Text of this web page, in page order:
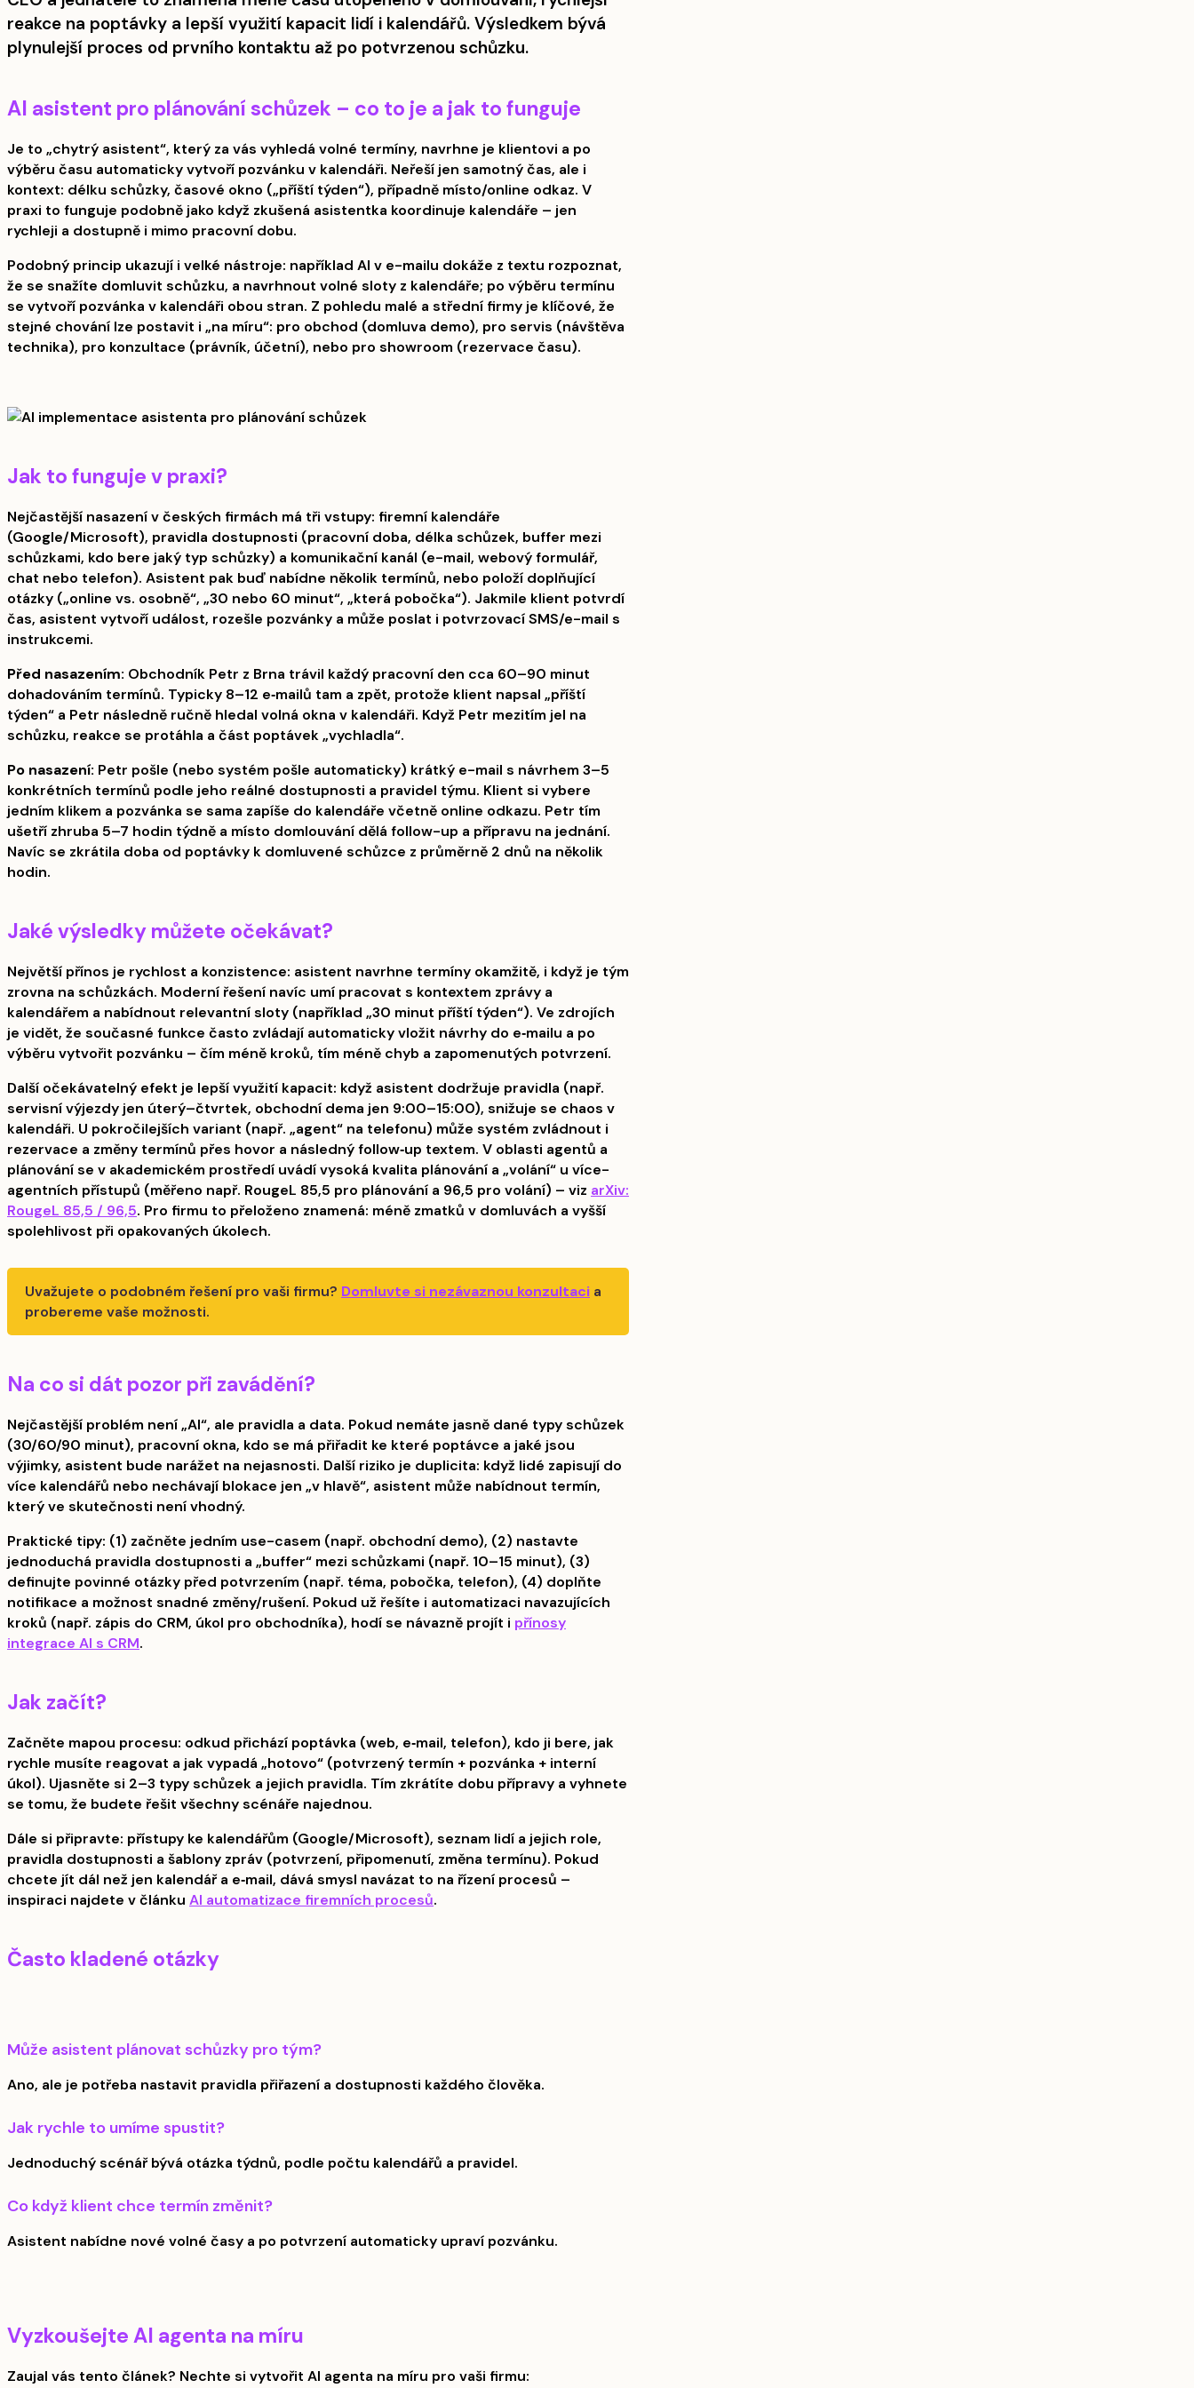
reakce na poptávky a lepší využití kapacit lidí i kalendářů. Výsledkem bývá
plynulejší proces od prvního kontaktu až po potvrzenou schůzku.
AI asistent pro plánování schůzek – co to je a jak to funguje
Je to „chytrý asistent“, který za vás vyhledá volné termíny, navrhne je klientovi a po
výběru času automaticky vytvoří pozvánku v kalendáři. Neřeší jen samotný čas, ale i
kontext: délku schůzky, časové okno („příští týden“), případně místo/online odkaz. V
praxi to funguje podobně jako když zkušená asistentka koordinuje kalendáře – jen
rychleji a dostupně i mimo pracovní dobu.
Podobný princip ukazují i velké nástroje: například AI v e-mailu dokáže z textu rozpoznat,
že se snažíte domluvit schůzku, a navrhnout volné sloty z kalendáře; po výběru termínu
se vytvoří pozvánka v kalendáři obou stran. Z pohledu malé a střední firmy je klíčové, že
stejné chování lze postavit i „na míru“: pro obchod (domluva demo), pro servis (návštěva
technika), pro konzultace (právník, účetní), nebo pro showroom (rezervace času).
Jak to funguje v praxi?
Nejčastější nasazení v českých firmách má tři vstupy: firemní kalendáře
(Google/Microsoft), pravidla dostupnosti (pracovní doba, délka schůzek, buffer mezi
schůzkami, kdo bere jaký typ schůzky) a komunikační kanál (e-mail, webový formulář,
chat nebo telefon). Asistent pak buď nabídne několik termínů, nebo položí doplňující
otázky („online vs. osobně“, „30 nebo 60 minut“, „která pobočka“). Jakmile klient potvrdí
čas, asistent vytvoří událost, rozešle pozvánky a může poslat i potvrzovací SMS/e-mail s
instrukcemi.
Před nasazením: Obchodník Petr z Brna trávil každý pracovní den cca 60–90 minut
dohadováním termínů. Typicky 8–12 e‑mailů tam a zpět, protože klient napsal „příští
týden“ a Petr následně ručně hledal volná okna v kalendáři. Když Petr mezitím jel na
schůzku, reakce se protáhla a část poptávek „vychladla“.
Po nasazení: Petr pošle (nebo systém pošle automaticky) krátký e-mail s návrhem 3–5
konkrétních termínů podle jeho reálné dostupnosti a pravidel týmu. Klient si vybere
jedním klikem a pozvánka se sama zapíše do kalendáře včetně online odkazu. Petr tím
ušetří zhruba 5–7 hodin týdně a místo domlouvání dělá follow-up a přípravu na jednání.
Navíc se zkrátila doba od poptávky k domluvené schůzce z průměrně 2 dnů na několik
hodin.
Jaké výsledky můžete očekávat?
Největší přínos je rychlost a konzistence: asistent navrhne termíny okamžitě, i když je tým
zrovna na schůzkách. Moderní řešení navíc umí pracovat s kontextem zprávy a
kalendářem a nabídnout relevantní sloty (například „30 minut příští týden“). Ve zdrojích
je vidět, že současné funkce často zvládají automaticky vložit návrhy do e‑mailu a po
výběru vytvořit pozvánku – čím méně kroků, tím méně chyb a zapomenutých potvrzení.
Další očekávatelný efekt je lepší využití kapacit: když asistent dodržuje pravidla (např.
servisní výjezdy jen úterý–čtvrtek, obchodní dema jen 9:00–15:00), snižuje se chaos v
kalendáři. U pokročilejších variant (např. „agent“ na telefonu) může systém zvládnout i
rezervace a změny termínů přes hovor a následný follow‑up textem. V oblasti agentů a
plánování se v akademickém prostředí uvádí vysoká kvalita plánování a „volání“ u více-
agentních přístupů (měřeno např. RougeL 85,5 pro plánování a 96,5 pro volání) – viz arXiv:
RougeL 85,5 / 96,5. Pro firmu to přeloženo znamená: méně zmatků v domluvách a vyšší
spolehlivost při opakovaných úkolech.
Uvažujete o podobném řešení pro vaši firmu? Domluvte si nezávaznou konzultaci a
probereme vaše možnosti.
Na co si dát pozor při zavádění?
Nejčastější problém není „AI“, ale pravidla a data. Pokud nemáte jasně dané typy schůzek
(30/60/90 minut), pracovní okna, kdo se má přiřadit ke které poptávce a jaké jsou
výjimky, asistent bude narážet na nejasnosti. Další riziko je duplicita: když lidé zapisují do
více kalendářů nebo nechávají blokace jen „v hlavě“, asistent může nabídnout termín,
který ve skutečnosti není vhodný.
Praktické tipy: (1) začněte jedním use-casem (např. obchodní demo), (2) nastavte
jednoduchá pravidla dostupnosti a „buffer“ mezi schůzkami (např. 10–15 minut), (3)
definujte povinné otázky před potvrzením (např. téma, pobočka, telefon), (4) doplňte
notifikace a možnost snadné změny/rušení. Pokud už řešíte i automatizaci navazujících
kroků (např. zápis do CRM, úkol pro obchodníka), hodí se návazně projít i přínosy
integrace AI s CRM.
Jak začít?
Začněte mapou procesu: odkud přichází poptávka (web, e‑mail, telefon), kdo ji bere, jak
rychle musíte reagovat a jak vypadá „hotovo“ (potvrzený termín + pozvánka + interní
úkol). Ujasněte si 2–3 typy schůzek a jejich pravidla. Tím zkrátíte dobu přípravy a vyhnete
se tomu, že budete řešit všechny scénáře najednou.
Dále si připravte: přístupy ke kalendářům (Google/Microsoft), seznam lidí a jejich role,
pravidla dostupnosti a šablony zpráv (potvrzení, připomenutí, změna termínu). Pokud
chcete jít dál než jen kalendář a e‑mail, dává smysl navázat to na řízení procesů –
inspiraci najdete v článku AI automatizace firemních procesů.
Často kladené otázky
Může asistent plánovat schůzky pro tým?
Ano, ale je potřeba nastavit pravidla přiřazení a dostupnosti každého člověka.
Jak rychle to umíme spustit?
Jednoduchý scénář bývá otázka týdnů, podle počtu kalendářů a pravidel.
Co když klient chce termín změnit?
Asistent nabídne nové volné časy a po potvrzení automaticky upraví pozvánku.
Vyzkoušejte AI agenta na míru
Zaujal vás tento článek? Nechte si vytvořit AI agenta na míru pro vaši firmu: